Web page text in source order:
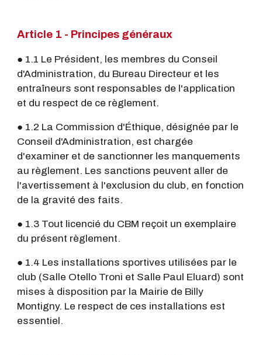
Article 1 - Principes généraux
● 1.1 Le Président, les membres du Conseil
d'Administration, du Bureau Directeur et les
entraîneurs sont responsables de l'application
et du respect de ce règlement.
● 1.2 La Commission d'Éthique, désignée par le
Conseil d'Administration, est chargée
d'examiner et de sanctionner les manquements
au règlement. Les sanctions peuvent aller de
l'avertissement à l'exclusion du club, en fonction
de la gravité des faits.
● 1.3 Tout licencié du CBM reçoit un exemplaire
du présent règlement.
● 1.4 Les installations sportives utilisées par le
club (Salle Otello Troni et Salle Paul Eluard) sont
mises à disposition par la Mairie de Billy
Montigny. Le respect de ces installations est
essentiel.